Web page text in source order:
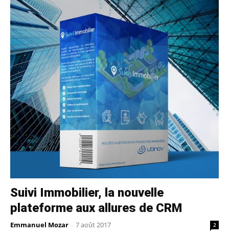
Suivi Immobilier, la nouvelle
plateforme aux allures de CRM
Emmanuel Mozar - 7 août 2017 2